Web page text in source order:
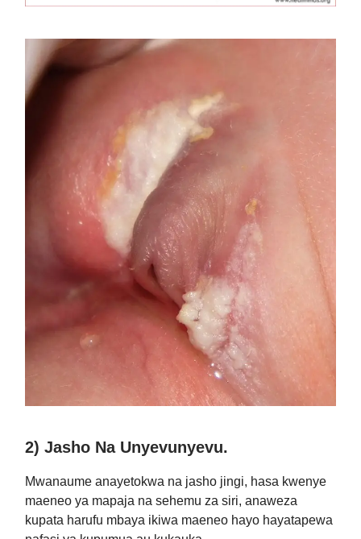
2) Jasho Na Unyevunyevu.
Mwanaume anayetokwa na jasho jingi, hasa kwenye
maeneo ya mapaja na sehemu za siri, anaweza
kupata harufu mbaya ikiwa maeneo hayo hayatapewa